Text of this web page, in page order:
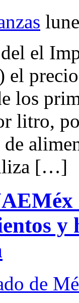
el
los
litro,
[…]
de